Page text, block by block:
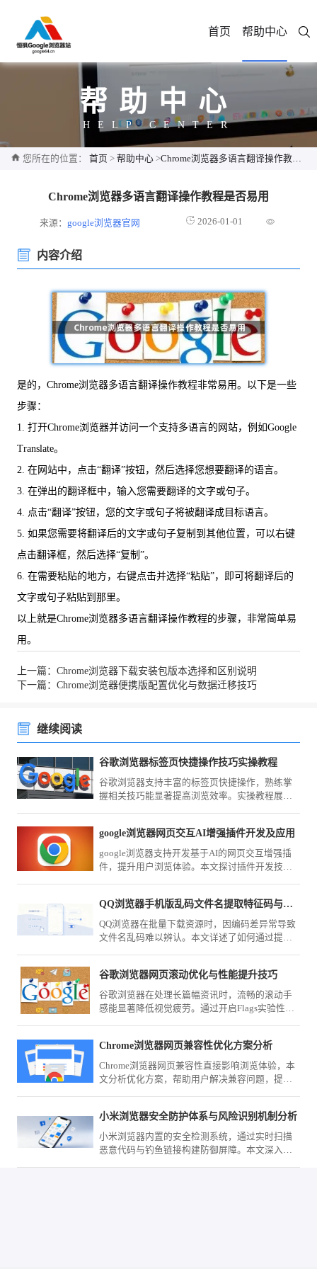
首页 帮助中心
帮助中心
HELP CENTER
您所在的位置： 首页 > 帮助中心 >Chrome浏览器多语言翻译操作教程是否易用
Chrome浏览器多语言翻译操作教程是否易用
来源：google浏览器官网 2026-01-01
内容介绍
是的，Chrome浏览器多语言翻译操作教程非常易用。以下是一些
步骤：
1. 打开Chrome浏览器并访问一个支持多语言的网站，例如Google
Translate。
2. 在网站中，点击“翻译”按钮，然后选择您想要翻译的语言。
3. 在弹出的翻译框中，输入您需要翻译的文字或句子。
4. 点击“翻译”按钮，您的文字或句子将被翻译成目标语言。
5. 如果您需要将翻译后的文字或句子复制到其他位置，可以右键
点击翻译框，然后选择“复制”。
6. 在需要粘贴的地方，右键点击并选择“粘贴”，即可将翻译后的
文字或句子粘贴到那里。
以上就是Chrome浏览器多语言翻译操作教程的步骤，非常简单易
用。
上一篇：Chrome浏览器下载安装包版本选择和区别说明
下一篇：Chrome浏览器便携版配置优化与数据迁移技巧
继续阅读
谷歌浏览器标签页快捷操作技巧实操教程
谷歌浏览器支持丰富的标签页快捷操作，熟练掌
握相关技巧能显著提高浏览效率。实操教程展示
google浏览器网页交互AI增强插件开发及应用
google浏览器支持开发基于AI的网页交互增强插
件，提升用户浏览体验。本文探讨插件开发技术
QQ浏览器手机版乱码文件名提取特征码与批量转码技巧
QQ浏览器在批量下载资源时，因编码差异常导致
文件名乱码难以辨认。本文详述了如何通过提取
载文件，告别乱码困扰。
谷歌浏览器网页滚动优化与性能提升技巧
谷歌浏览器在处理长篇幅资讯时，流畅的滚动手
感能显著降低视觉疲劳。通过开启Flags实验性平
阅海量文字或高清大图时依然保持极致的响应速
度。
Chrome浏览器网页兼容性优化方案分析
Chrome浏览器网页兼容性直接影响浏览体验，本
文分析优化方案，帮助用户解决兼容问题，提高
小米浏览器安全防护体系与风险识别机制分析
小米浏览器内置的安全检测系统，通过实时扫描
恶意代码与钓鱼链接构建防御屏障。本文深入解